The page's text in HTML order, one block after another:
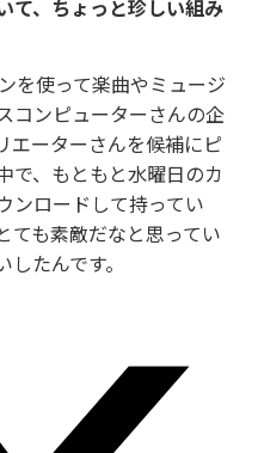
て、ちょっと珍しい組み
を使って楽曲やミュージ
コンピューターさんの企
エーターさんを候補にピ
で、もともと水曜日のカ
ンロードして持ってい
ても素敵だなと思ってい
たんです。